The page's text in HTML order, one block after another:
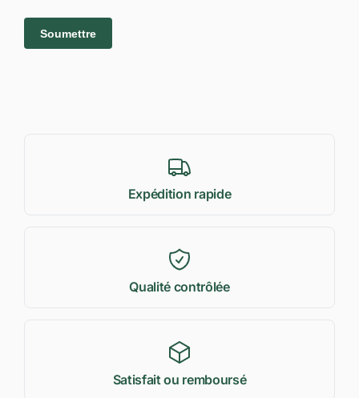
Expédition rapide
Qualité contrôlée
Satisfait ou remboursé